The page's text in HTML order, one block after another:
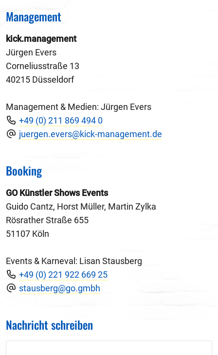
Management
kick.management
Jürgen Evers
Corneliusstraße 13
40215 Düsseldorf
Management & Medien: Jürgen Evers
+49 (0) 211 869 494 0
juergen.evers@kick-management.de
Booking
GO Künstler Shows Events
Guido Cantz, Horst Müller, Martin Zylka
Rösrather Straße 655
51107 Köln
Events & Karneval: Lisan Stausberg
+49 (0) 221 922 669 25
stausberg@go.gmbh
Nachricht schreiben